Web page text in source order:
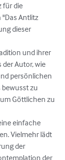
für die
Antlitz
dieser
und ihrer
Autor, wie
persönlichen
zu
Göttlichen zu
einfache
Vielmehr lädt
der
der